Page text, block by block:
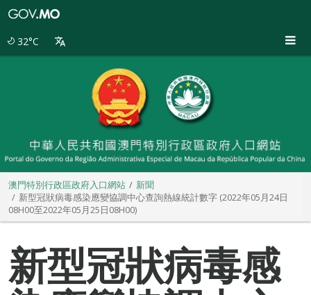
32°C
澳門特別行政區政府入口網站
新聞
新型冠狀病毒感染應變協調中心查詢熱線統計數字 (2022年05月24日
08H00至2022年05月25日08H00)
新型冠狀病毒感